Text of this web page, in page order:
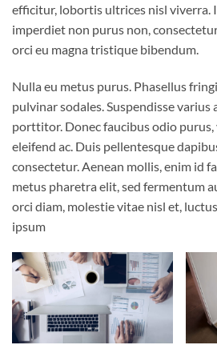
efficitur, lobortis ultrices nisl viverra.
imperdiet non purus non,
orci eu magna tristique bibendum.
Nulla eu metus purus. Phasellus
pulvinar sodales. Suspendisse varius
porttitor. Donec faucibus odio
eleifend ac. Duis pellentesque
consectetur. Aenean mollis, enim id
metus pharetra elit, sed fermentum
orci diam, molestie vitae nisl et,
ipsum